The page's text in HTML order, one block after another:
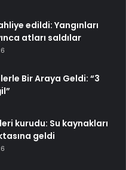
edildi: Yangınları
atları saldılar
Bir Araya Geldi: “3
kurudu: Su kaynakları
geldi